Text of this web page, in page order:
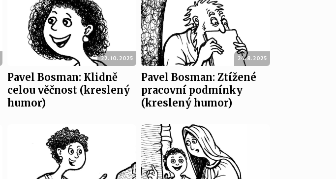
22. 10. 2025
Pavel Bosman: Klidně
celou věčnost (kreslený
humor)
24. 8. 2025
Pavel Bosman: Ztížené
pracovní podmínky
(kreslený humor)